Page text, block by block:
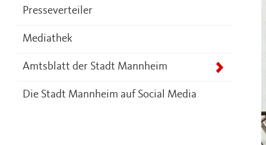
Presseverteiler
Mediathek
Amtsblatt der Stadt Mannheim
Die Stadt Mannheim auf Social Media